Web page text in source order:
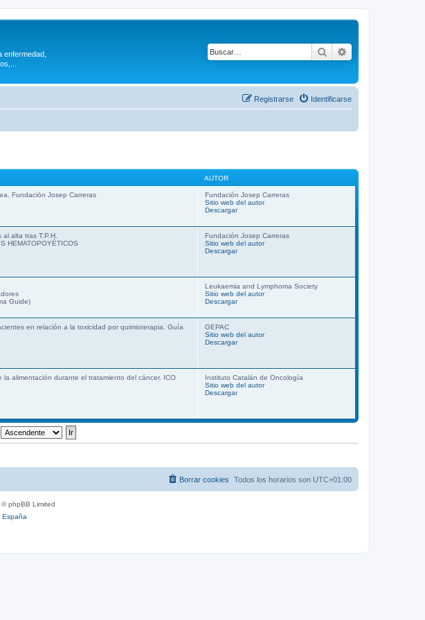
enfermedad,
Buscar
Identificarse
Registrarse
AUTOR
Fundación Josep Carreras
Fundación Josep Carreras
Sitio web del autor
Descargar
alta tras T.P.H.
HEMATOPOYÉTICOS
Fundación Josep Carreras
Sitio web del autor
Descargar
Guide)
Leukaemia and Lymphoma Society
Sitio web del autor
Descargar
en relación a la toxicidad por quimioterapia. Guía
GEPAC
Sitio web del autor
Descargar
la alimentación durante el tratamiento del cáncer. ICO
Instituto Catalán de Oncología
Sitio web del autor
Descargar
Todos los horarios son UTC+01:00
Borrar cookies
phpBB Limited
España